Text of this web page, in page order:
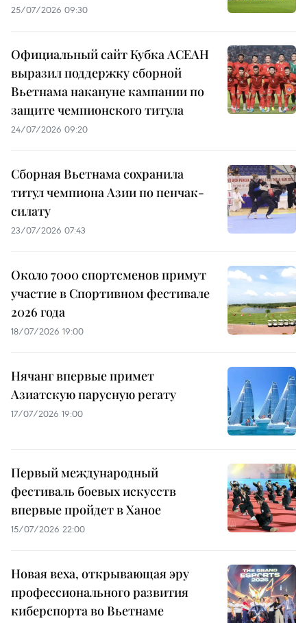
25/07/2026 09:30
Официальный сайт Кубка АСЕАН
выразил поддержку сборной
Вьетнама накануне кампании по
защите чемпионского титула
24/07/2026 09:20
Сборная Вьетнама сохранила
титул чемпиона Азии по пенчак-
силату
23/07/2026 07:43
Около 7000 спортсменов примут
участие в Спортивном фестивале
2026 года
18/07/2026 19:00
Нячанг впервые примет
Азиатскую парусную регату
17/07/2026 19:00
Первый международный
фестиваль боевых искусств
впервые пройдет в Ханое
15/07/2026 22:00
Новая веха, открывающая эру
профессионального развития
киберспорта во Вьетнаме